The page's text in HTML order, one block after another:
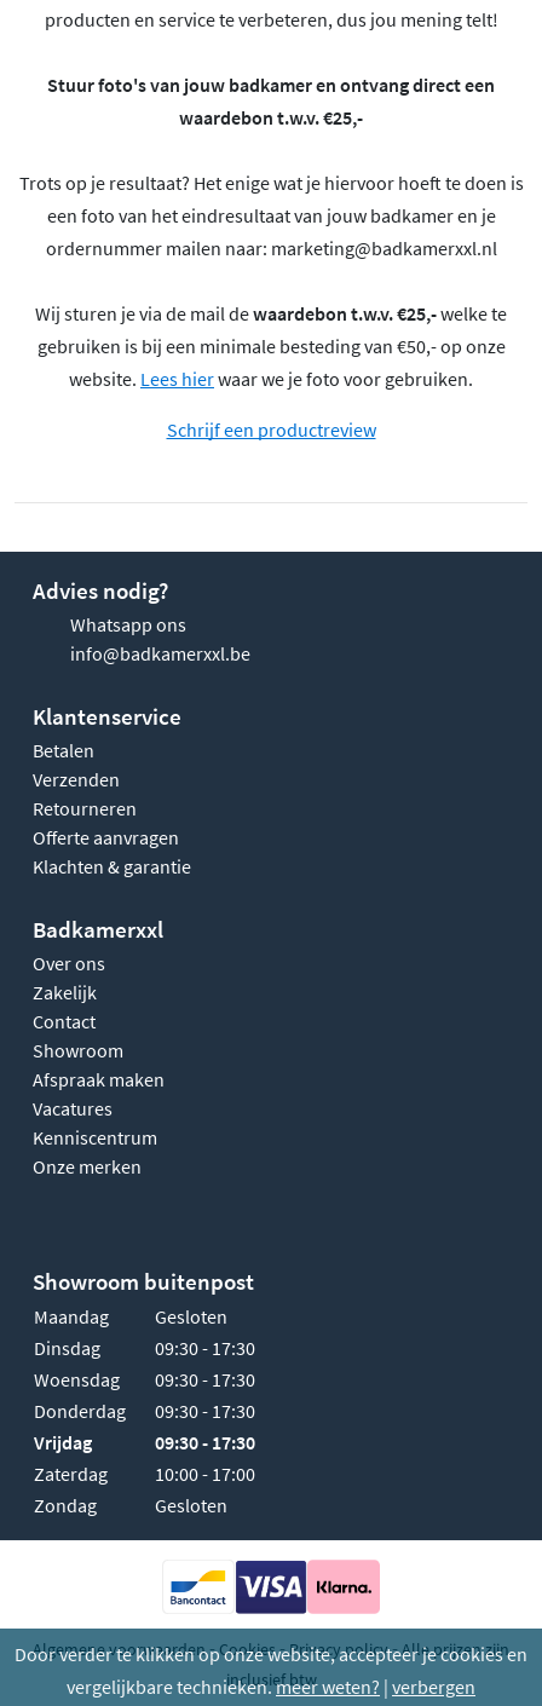
Door verder te klikken op onze website, accepteer je cookies en
vergelijkbare technieken.meer weten? | verbergen
producten en service te verbeteren, dus jou mening telt!
Stuur foto's van jouw badkamer en ontvang direct een
waardebon t.w.v. €25,-
Trots op je resultaat? Het enige wat je hiervoor hoeft te doen is
een foto van het eindresultaat van jouw badkamer en je
ordernummer mailen naar: marketing@badkamerxxl.nl
Wij sturen je via de mail dewaardebon t.w.v. €25,-welke te
gebruiken is bij een minimale besteding van €50,- op onze
website. Lees hierwaar we je foto voor gebruiken.
Schrijf een productreview
Advies nodig?
Whatsapp ons
info@badkamerxxl.be
Klantenservice
Betalen
Verzenden
Retourneren
Offerte aanvragen
Klachten & garantie
Badkamerxxl
Over ons
Zakelijk
Contact
Showroom
Afspraak maken
Vacatures
Kenniscentrum
Onze merken
Showroom buitenpost
Maandag
Gesloten
Dinsdag
09:30 - 17:30
Woensdag
09:30 - 17:30
Donderdag
09:30 - 17:30
Vrijdag
09:30 - 17:30
Zaterdag
10:00 - 17:00
Zondag
Gesloten
Algemene voorwaarden -Cookies-Privacy policy -Alle prijzen zijn
inclusief btw